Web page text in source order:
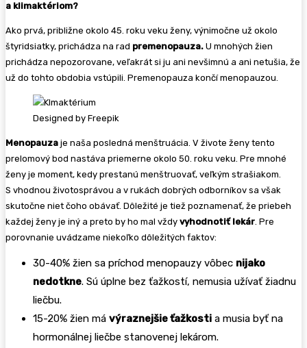
a klimaktériom?
Ako prvá, približne okolo 45. roku veku ženy, výnimočne už okolo
štyridsiatky, prichádza na rad premenopauza. U mnohých žien
prichádza nepozorovane, veľakrát si ju ani nevšimnú a ani netušia, že
už do tohto obdobia vstúpili. Premenopauza končí menopauzou.
Designed by Freepik
Menopauza je naša posledná menštruácia. V živote ženy tento
prelomový bod nastáva priemerne okolo 50. roku veku. Pre mnohé
ženy je moment, kedy prestanú menštruovať, veľkým strašiakom.
S vhodnou životosprávou a v rukách dobrých odborníkov sa však
skutočne niet čoho obávať. Dôležité je tiež poznamenať, že priebeh
každej ženy je iný a preto by ho mal vždy vyhodnotiť lekár. Pre
porovnanie uvádzame niekoľko dôležitých faktov:
30-40% žien sa príchod menopauzy vôbec nijako
nedotkne. Sú úplne bez ťažkostí, nemusia užívať žiadnu
liečbu.
15-20% žien má výraznejšie ťažkosti a musia byť na
hormonálnej liečbe stanovenej lekárom.